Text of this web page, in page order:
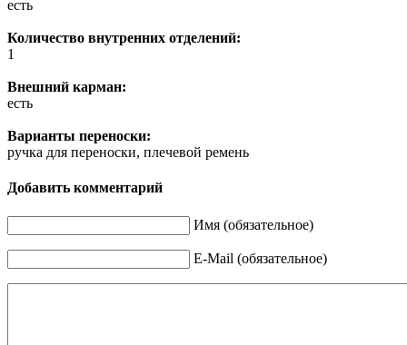
есть
Количество внутренних отделений:
1
Внешний карман:
есть
Варианты переноски:
ручка для переноски, плечевой ремень
Добавить комментарий
Имя (обязательное)
E-Mail (обязательное)